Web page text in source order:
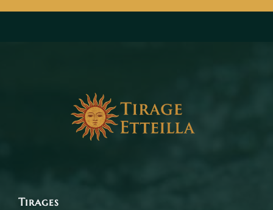
Tirages